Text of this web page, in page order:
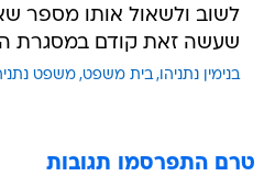
לשוב ולשאול אותו מספר
שעשה זאת קודם במסגרת
בנימין נתניהו בית משפט משפט
טרם התפרסמו תגובות